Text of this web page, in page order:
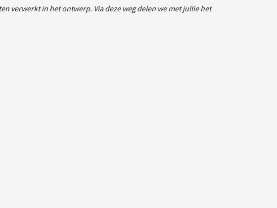
verwerkt in het ontwerp. Via deze weg delen we met jullie het